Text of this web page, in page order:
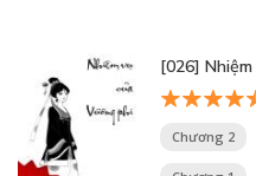
[026]
Chương 2